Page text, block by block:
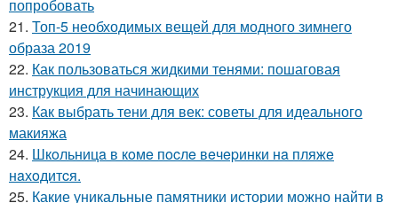
попробовать
21. Топ-5 необходимых вещей для модного зимнего
образа 2019
22. Как пользоваться жидкими тенями: пошаговая
инструкция для начинающих
23. Как выбрать тени для век: советы для идеального
макияжа
24. Шкoльницa в кoмe пocлe вeчepинки нa пляжe
нaхoдитcя.
25. Какие уникальные памятники истории можно найти в